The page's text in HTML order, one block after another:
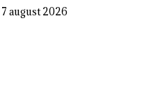
7 august 2026